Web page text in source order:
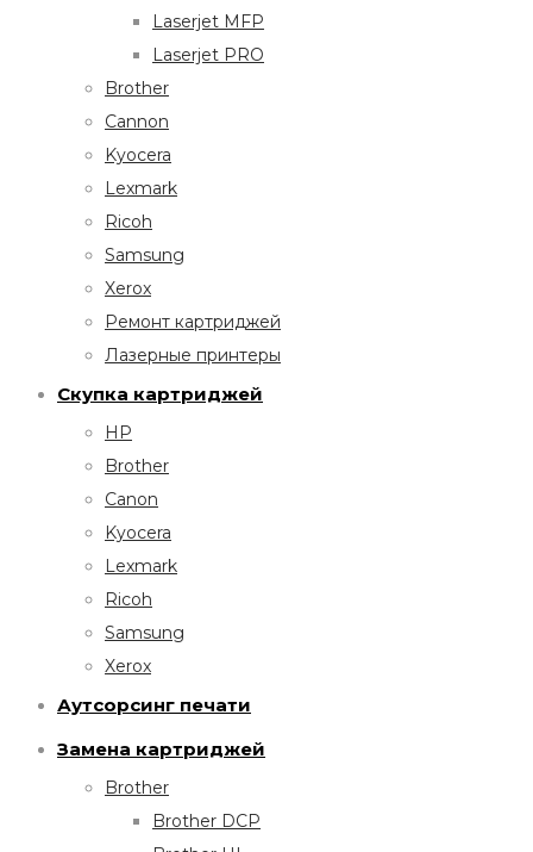
Laserjet MFP
Laserjet PRO
Brother
Cannon
Kyocera
Lexmark
Ricoh
Samsung
Xerox
Ремонт картриджей
Лазерные принтеры
Скупка картриджей
HP
Brother
Canon
Kyocera
Lexmark
Ricoh
Samsung
Xerox
Аутсорсинг печати
Замена картриджей
Brother
Brother DCP